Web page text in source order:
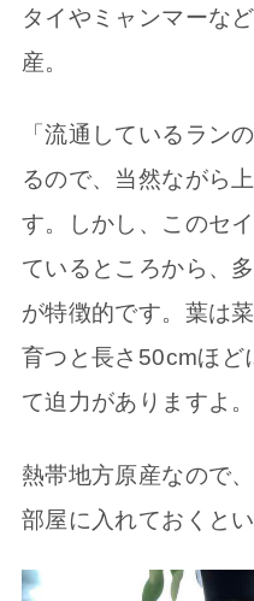
タイやミャンマーな
産。
「流通しているラン
るので、当然ながら
す。しかし、このセ
ているところから、
が特徴的です。葉は
育つと長さ50cmほど
て迫力がありますよ。
熱帯地方原産なので
部屋に入れておくとい